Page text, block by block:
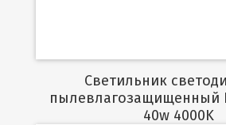
Светильник светодиодный
пылевлагозащищенный
40w 4000K